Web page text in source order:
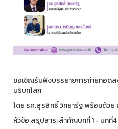
ขอเชิญรับฟังบรรยายการถ่ายทอดส
บริบทโลก
โดย รศ.สุรสิทธิ์ วิทยารัฐ พร้อมด้ว
หัวข้อ สรุปสาระสำคัญบทที่ 1 - บทที่4